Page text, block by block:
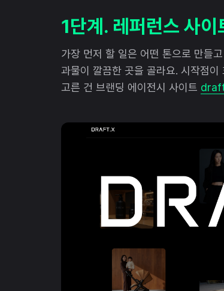
1단계. 레퍼런스 사이
가장 먼저 할 일은 어떤 톤으로 만들
과물이 깔끔한 곳을 골라요. 시작점이
고른 건 브랜딩 에이전시 사이트